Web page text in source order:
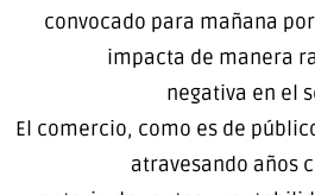
convocado para mañana por
impacta de manera
negativa en el
El comercio, como es de
atravesando años